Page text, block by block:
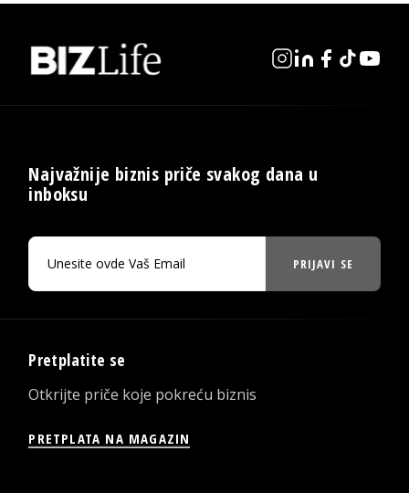
Najvažnije biznis priče svakog dana u
inboksu
PRIJAVI SE
Pretplatite se
Otkrijte priče koje pokreću biznis
PRETPLATA NA MAGAZIN